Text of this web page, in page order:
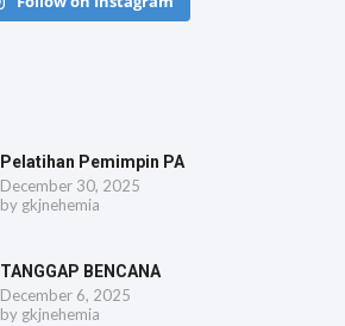
Pelatihan Pemimpin PA
December 30, 2025
by gkjnehemia
TANGGAP BENCANA
December 6, 2025
by gkjnehemia